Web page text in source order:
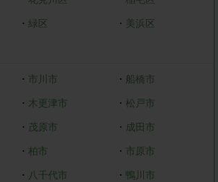
・ 緑区 ・ 美浜区
・ 市川市 ・ 船橋市
・ 木更津市 ・松戸市
・ 茂原市 ・ 成田市
・ 柏市 ・ 市原市
・ 八千代市 ・ 鴨川市